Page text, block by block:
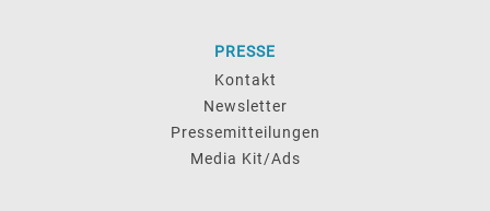
PRESSE
Kontakt
Newsletter
Pressemitteilungen
Media Kit/Ads